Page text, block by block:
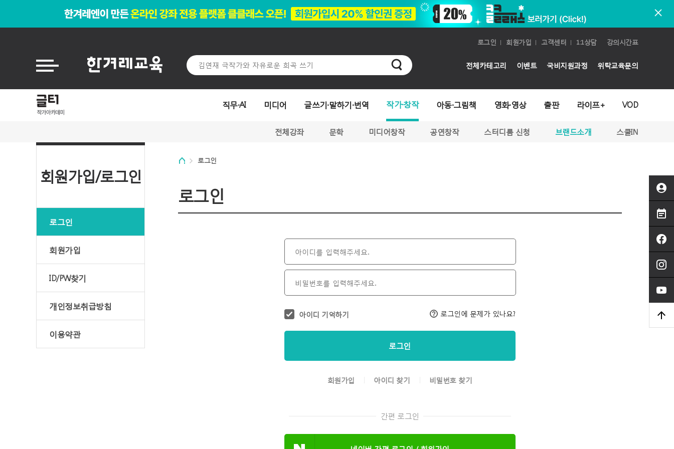
로그인 회원가입 고객센터 1:1상담 강의시간표
전체카테고리 이벤트 국비지원과정 위탁교육문의
직무·AI 미디어 글쓰기·말하기·번역 작가·창작 아동·그림책 영화·영상 출판 라이프+ VOD
전체강좌 문학 미디어창작 공연창작 스터디룸 신청 브랜드소개 스쿨IN
회원가입/로그인
로그인
회원가입
ID/PW찾기
개인정보취급방침
이용약관
로그인
로그인
아이디 기억하기 로그인에 문제가 있나요?
로그인
회원가입 아이디 찾기 비밀번호 찾기
간편 로그인